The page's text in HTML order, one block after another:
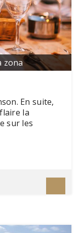
zona
En suite,
la
sur les
maison tout